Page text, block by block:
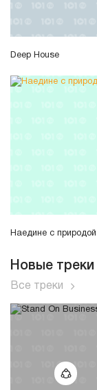
Deep House
Наедине с природой
Новые треки
Все треки